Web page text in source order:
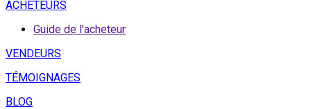
ACHETEURS
Guide de l'acheteur
VENDEURS
TÉMOIGNAGES
BLOG